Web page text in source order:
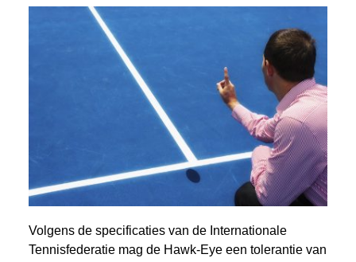
Volgens de specificaties van de Internationale
Tennisfederatie mag de Hawk-Eye een tolerantie van